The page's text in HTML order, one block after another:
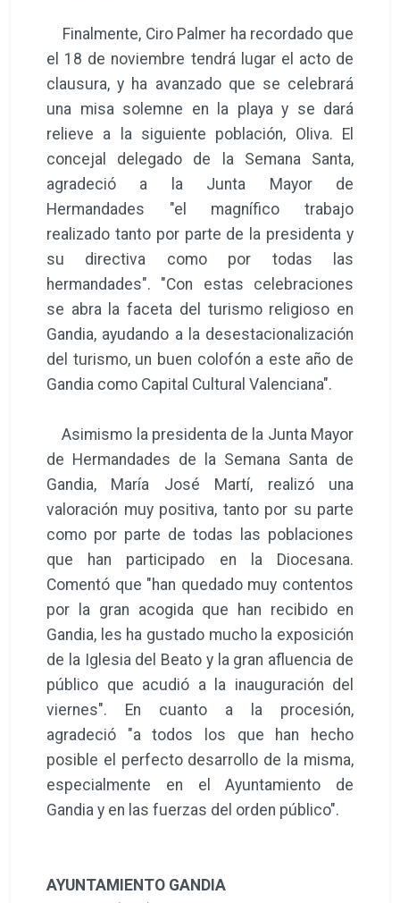
Finalmente, Ciro Palmer ha recordado que
el 18 de noviembre tendrá lugar el acto de
clausura, y ha avanzado que se celebrará
una misa solemne en la playa y se dará
relieve a la siguiente población, Oliva. El
concejal delegado de la Semana Santa,
agradeció a la Junta Mayor de
Hermandades "el magnífico trabajo
realizado tanto por parte de la presidenta y
su directiva como por todas las
hermandades". "Con estas celebraciones
se abra la faceta del turismo religioso en
Gandia, ayudando a la desestacionalización
del turismo, un buen colofón a este año de
Gandia como Capital Cultural Valenciana".
Asimismo la presidenta de la Junta Mayor
de Hermandades de la Semana Santa de
Gandia, María José Martí, realizó una
valoración muy positiva, tanto por su parte
como por parte de todas las poblaciones
que han participado en la Diocesana.
Comentó que "han quedado muy contentos
por la gran acogida que han recibido en
Gandia, les ha gustado mucho la exposición
de la Iglesia del Beato y la gran afluencia de
público que acudió a la inauguración del
viernes". En cuanto a la procesión,
agradeció "a todos los que han hecho
posible el perfecto desarrollo de la misma,
especialmente en el Ayuntamiento de
Gandia y en las fuerzas del orden público".
AYUNTAMIENTO GANDIA